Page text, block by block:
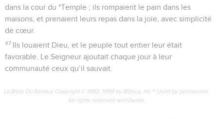
dans la cour du *Temple ; ils rompaient le pain dans les
maisons, et prenaient leurs repas dans la joie, avec simplicité
de cœur.
47 Ils louaient Dieu, et le peuple tout entier leur était
favorable. Le Seigneur ajoutait chaque jour à leur
communauté ceux qu’il sauvait.
La Bible Du Semeur Copyright © 1992, 1999 by Biblica, Inc.® Used by permission.
All rights reserved worldwide.